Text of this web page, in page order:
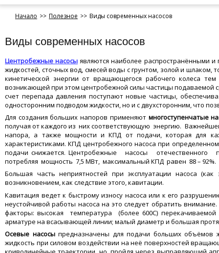
Начало >> Полезное >> Виды современных насосов
Виды современных насосов
Центробежныенасосы являются наиболее распространёнными
жидкостей, сточных вод, смесей воды с грунтом, золой и
кинетической энергии от вращающегося рабочего колеса
возникающей при этом центробежной силы частицы подаваемой
счет перепада давления поступают новые частицы,
односторонним подводом жидкости, но и с двухсторонним, что
Для создания больших напоров применяют многоступенчатые
получая от каждого из них соответствующую энергию.
напора, а также мощности и КПД от подачи, которая для
характеристиками. КПД центробежного насоса при
подачи снижается. Центробежные насосы отечественного
потребляя мощность 7,5 МВт, максимальный КПД равен 88 – 92%.
Большая часть неприятностей при эксплуатации насоса
возникновением, как следствие этого, кавитации.
Кавитация ведет к быстрому износу насоса или к его
неустойчивой работы насоса на это следует обратить
факторы: высокая температура (более 600С)
арматуре на всасывающей линии; малый диаметр и большая
Осевые насосыпредназначены для подачи больших объёмов
жидкость при силовом воздействии на неё поверхностей